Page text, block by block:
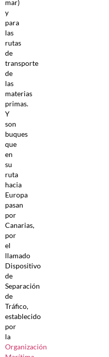
mar)
y
para
las
rutas
de
transporte
de
las
materias
primas.
Y
son
buques
que
en
su
ruta
hacia
Europa
pasan
por
Canarias,
por
el
llamado
Dispositivo
de
Separación
de
Tráfico,
establecido
por
la
Organización